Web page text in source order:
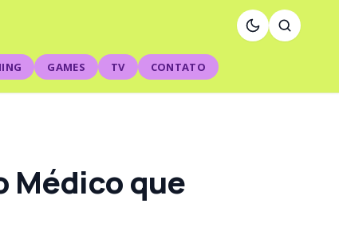
GAMES TV CONTATO
Médico que